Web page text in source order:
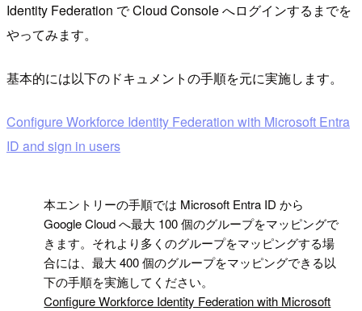
Identity Federation で Cloud Console へログインするまでを
やってみます。
基本的には以下のドキュメントの手順を元に実施します。
Configure Workforce Identity Federation with Microsoft Entra
ID and sign in users
本エントリーの手順では Microsoft Entra ID から
Google Cloud へ最大 100 個のグループをマッピングで
きます。それより多くのグループをマッピングする場
合には、最大 400 個のグループをマッピングできる以
下の手順を実施してください。
Configure Workforce Identity Federation with Microsoft